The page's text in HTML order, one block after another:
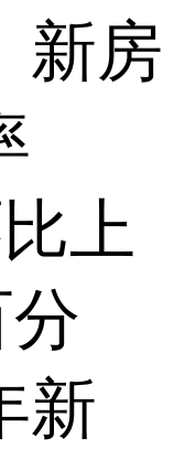
新房
上
新